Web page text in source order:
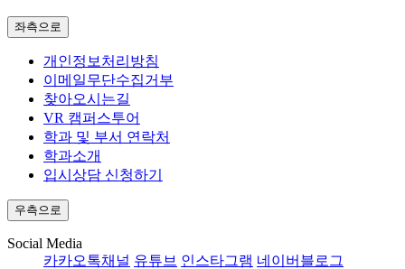
좌측으로
개인정보처리방침
이메일무단수집거부
찾아오시는길
VR 캠퍼스투어
학과 및 부서 연락처
학과소개
입시상담 신청하기
우측으로
Social Media
카카오톡채널 유튜브 인스타그램 네이버블로그